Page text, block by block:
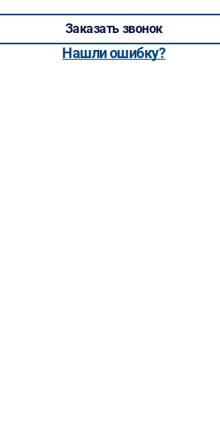
Заказать звонок
Нашли ошибку?